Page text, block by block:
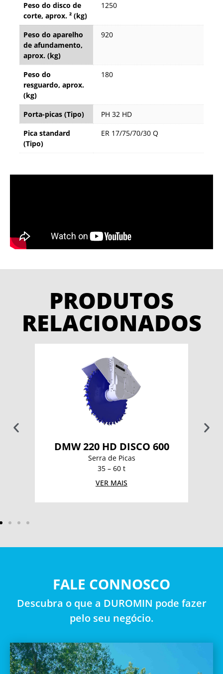
Peso do disco de
corte, aprox. ² (kg)
1250
Peso do aparelho
de afundamento,
aprox. (kg)
920
Peso do
resguardo, aprox.
(kg)
180
Porta-picas (Tipo)
PH 32 HD
Pica standard
(Tipo)
ER 17/75/70/30 Q
PRODUTOS
RELACIONADOS
DMW 220 HD DISCO 600
Serra de Picas
35 – 60 t
VER MAIS
FALE CONNOSCO
Descubra o que a DUROMIN pode fazer
pelo seu negócio.